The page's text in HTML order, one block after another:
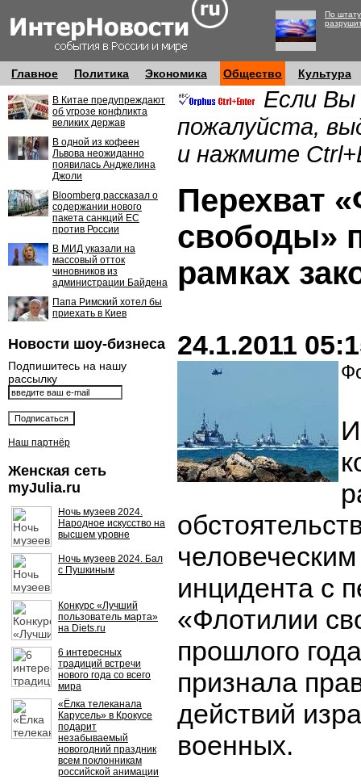
По
Главное Политика Экономика Общество Культура
В Китае предупреждают
об угрозе конфликта
великих держав
В одной из кофеен
Львова неожиданно
появилась Анджелина
Джоли
Bloomberg рассказал о
содержании нового
пакета санкций ЕС
против России
В МИД указали на
массовый отток
чиновников из
администрации Байдена
Папа Римский хотел бы
приехать в Киев
Новости шоу-бизнеса
Подпишитесь на нашу
рассылку
Наш партнёр
Женская сеть
myJulia.ru
Ночь музеев 2024.
Народное искусство на
высшем уровне
Ночь музеев 2024. Бал
с Пушкиным
Конкурс «Лучший
пользователь марта»
на Diets.ru
6 интересных
традиций встречи
нового года со всего
мира
«Ёлка телеканала
Карусель» в Крокусе
подарит
незабываемый
новогодний праздник
всем поклонникам
российской анимации
Если Вы
пожалуйста,
и нажмите
Перехват
свободы»
рамках
24.1.2011
инцидента с
«Флотилии
прошлого
признала
действий
военных.